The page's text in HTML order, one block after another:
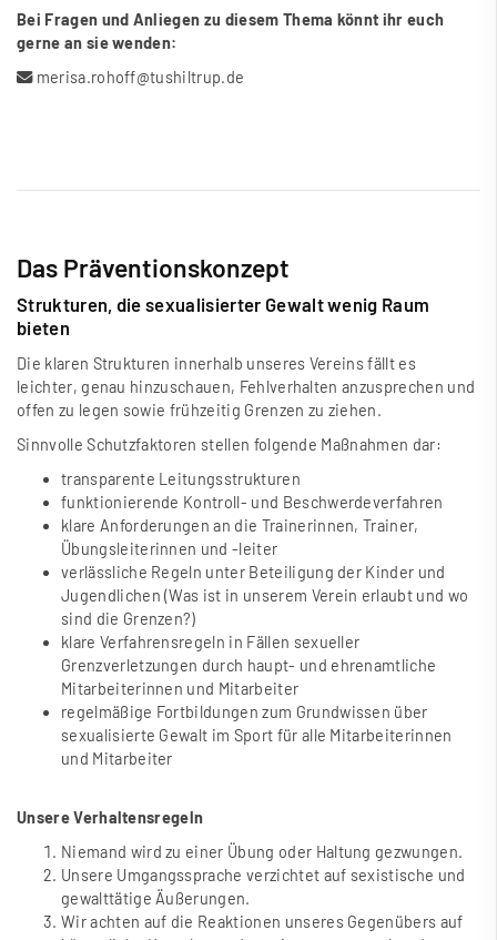
Bei Fragen und Anliegen zu diesem Thema könnt ihr euch
gerne an sie wenden:
merisa.rohoff@tushiltrup.de
Das Präventionskonzept
Strukturen, die sexualisierter Gewalt wenig Raum
bieten
Die klaren Strukturen innerhalb unseres Vereins fällt es
leichter, genau hinzuschauen, Fehlverhalten anzusprechen und
offen zu legen sowie frühzeitig Grenzen zu ziehen.
Sinnvolle Schutzfaktoren stellen folgende Maßnahmen dar:
transparente Leitungsstrukturen
funktionierende Kontroll- und Beschwerdeverfahren
klare Anforderungen an die Trainerinnen, Trainer,
Übungsleiterinnen und -leiter
verlässliche Regeln unter Beteiligung der Kinder und
Jugendlichen (Was ist in unserem Verein erlaubt und wo
sind die Grenzen?)
klare Verfahrensregeln in Fällen sexueller
Grenzverletzungen durch haupt- und ehrenamtliche
Mitarbeiterinnen und Mitarbeiter
regelmäßige Fortbildungen zum Grundwissen über
sexualisierte Gewalt im Sport für alle Mitarbeiterinnen
und Mitarbeiter
Unsere Verhaltensregeln
Niemand wird zu einer Übung oder Haltung gezwungen.
Unsere Umgangssprache verzichtet auf sexistische und
gewalttätige Äußerungen.
Wir achten auf die Reaktionen unseres Gegenübers auf